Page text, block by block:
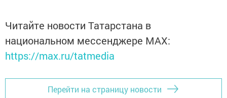
Читайте новости Татарстана в
национальном мессенджере MАХ:
https://max.ru/tatmedia
Перейти на страницу новости